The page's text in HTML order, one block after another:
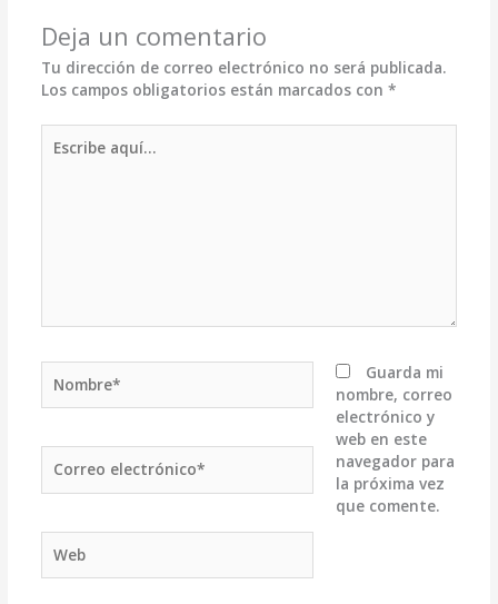
Deja un comentario
Tu dirección de correo electrónico no será publicada.
Los campos obligatorios están marcados con *
aquí...
electrónico*
Guarda mi
nombre, correo
electrónico y
web en este
navegador para
la próxima vez
que comente.